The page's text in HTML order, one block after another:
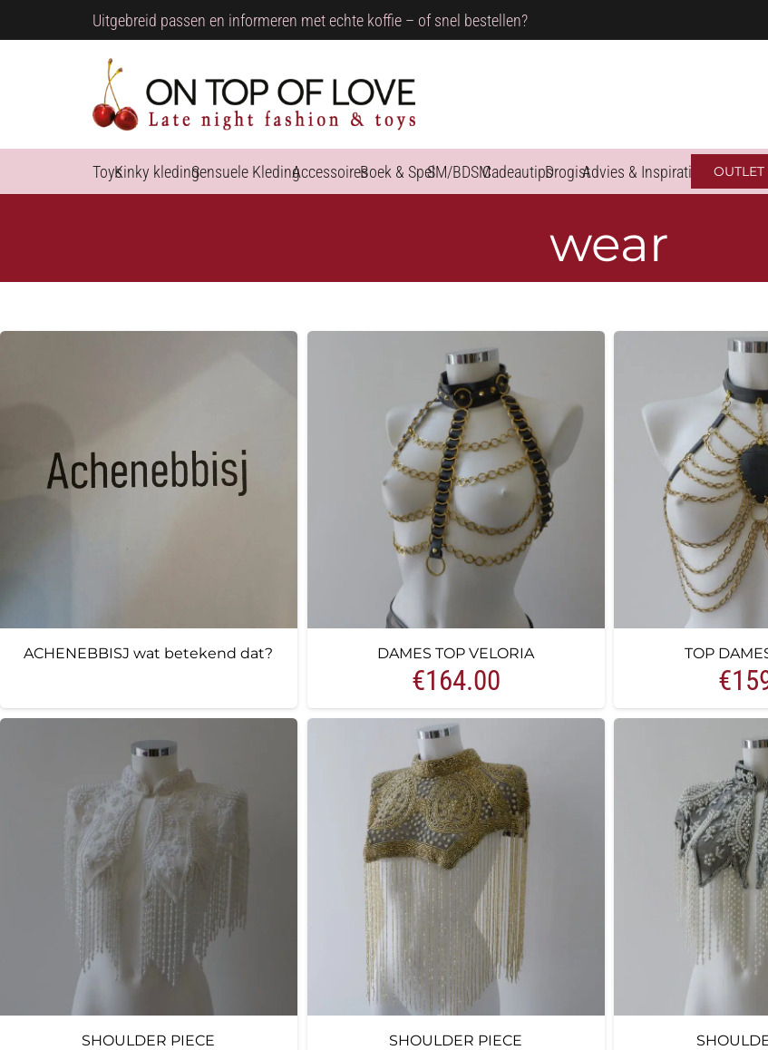
Uitgebreid passen en informeren met echte koffie – of snel bestellen?
ToysKinky kledingSensuele KledingAccessoiresBoek & SpelSM/BDSMCadeautipsDrogistAdvies & Inspiratie OUTLET
wear
ACHENEBBISJ wat betekend dat? DAMES TOP VELORIA
€164.00
TOP
€
SHOULDER PIECE SHOULDER PIECE